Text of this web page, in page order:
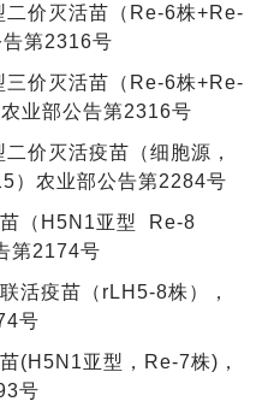
价灭活苗（Re-6株+Re-
第2316号
价灭活苗（Re-6株+Re-
业部公告第2316号
价灭活疫苗（细胞源，
）农业部公告第2284号
（H5N1亚型 Re-8
第2174号
活疫苗（rLH5-8株），
号
(H5N1亚型，Re-7株)，
号